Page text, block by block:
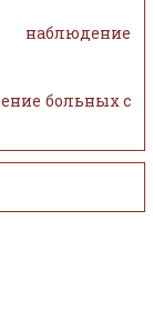
больных с